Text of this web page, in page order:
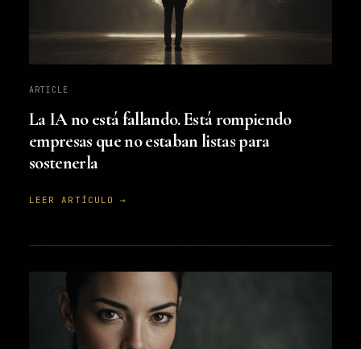
ARTICLE
La IA no está fallando. Está rompiendo
empresas que no estaban listas para
sostenerla
LEER ARTÍCULO →